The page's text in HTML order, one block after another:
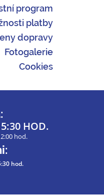
program
platby
dopravy
Fotogalerie
Cookies
HOD.
hod.
hod.